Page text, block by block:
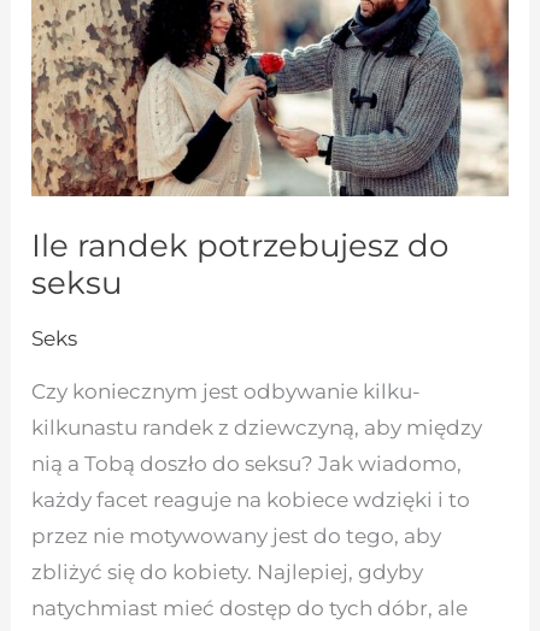
Ile randek potrzebujesz do
seksu
Seks
Czy koniecznym jest odbywanie kilku-
kilkunastu randek z dziewczyną, aby między
nią a Tobą doszło do seksu? Jak wiadomo,
każdy facet reaguje na kobiece wdzięki i to
przez nie motywowany jest do tego, aby
zbliżyć się do kobiety. Najlepiej, gdyby
natychmiast mieć dostęp do tych dóbr, ale